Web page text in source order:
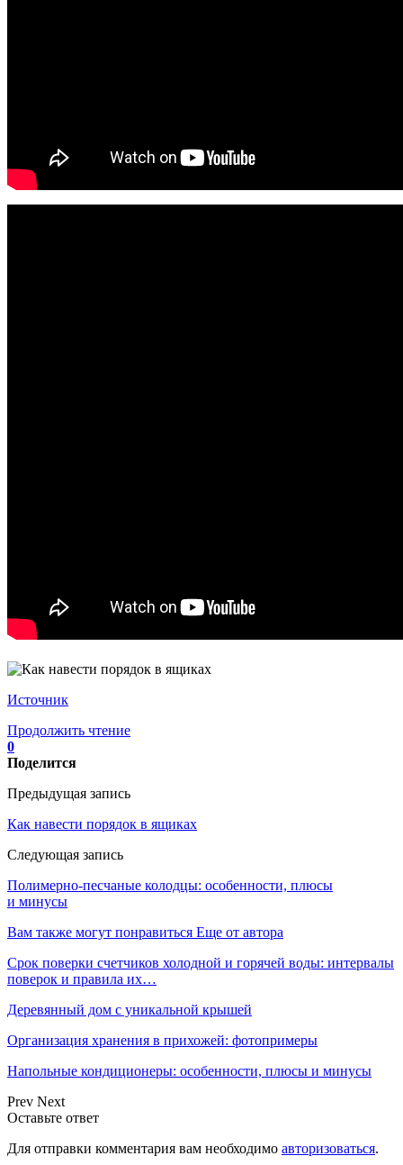
Источник
Продолжить чтение
0
Поделится
Предыдущая запись
Как навести порядок в ящиках
Следующая запись
Полимерно-песчаные колодцы: особенности, плюсы
и минусы
Вам также могут понравиться Еще от автора
Срок поверки счетчиков холодной и горячей воды: интервалы
поверок и правила их…
Деревянный дом с уникальной крышей
Организация хранения в прихожей: фотопримеры
Напольные кондиционеры: особенности, плюсы и минусы
Prev Next
Оставьте ответ
Для отправки комментария вам необходимо авторизоваться.